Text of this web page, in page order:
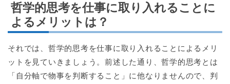
哲学的思考を仕事に取り入れることに
よるメリットは？
それでは、哲学的思考を仕事に取り入れることによるメリ
ットを見ていきましょう。前述した通り、哲学的思考とは
「自分軸で物事を判断すること」に他なりませんので、判